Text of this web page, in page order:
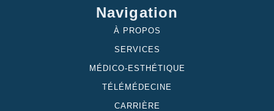
Navigation
À PROPOS
SERVICES
MÉDICO-ESTHÉTIQUE
TÉLÉMÉDECINE
CARRIÈRE